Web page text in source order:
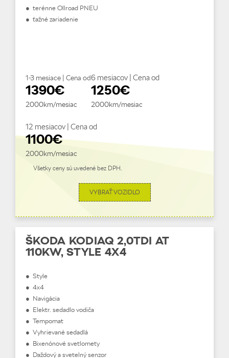
● terénne Ollroad PNEU
● ťažné zariadenie
1-3 mesiace | Cena od
1390€
2000km/mesiac
6 mesiacov | Cena od
1250€
2000km/mesiac
12 mesiacov | Cena od
1100€
2000km/mesiac
Všetky ceny sú uvedené bez DPH.
VYBRAŤ VOZIDLO
ŠKODA KODIAQ 2,0TDI AT
110KW, STYLE 4X4
● Style
● 4x4
● Navigácia
● Elektr. sedadlo vodiča
● Tempomat
● Vyhrievané sedadlá
● Bixenónové svetlomety
● Daždový a svetelný senzor